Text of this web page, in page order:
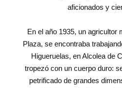
aficionados y
En el año 1935, un agricultor
Plaza, se encontraba
Higueruelas, en Alcolea de
tropezó con un cuerpo duro:
petrificado de grandes